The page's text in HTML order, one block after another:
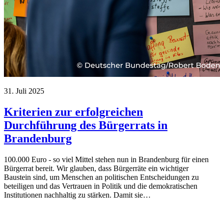
31. Juli 2025
Kriterien zur erfolgreichen
Durchführung des Bürgerrats in
Brandenburg
100.000 Euro - so viel Mittel stehen nun in Brandenburg für einen
Bürgerrat bereit. Wir glauben, dass Bürgerräte ein wichtiger
Baustein sind, um Menschen an politischen Entscheidungen zu
beteiligen und das Vertrauen in Politik und die demokratischen
Institutionen nachhaltig zu stärken. Damit sie…